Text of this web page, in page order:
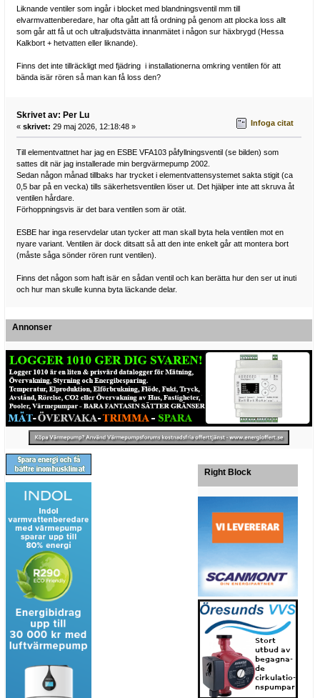
Liknande ventiler som ingår i blocket med blandningsventil mm till
elvarmvattenberedare, har ofta gått att få ordning på genom att plocka loss allt
som går att få ut och ultraljudstvätta innanmätet i någon sur häxbrygd (Hessa
Kalkbort + hetvatten eller liknande).
Finns det inte tillräckligt med fjädring i installationerna omkring ventilen för att
bända isär rören så man kan få loss den?
Skrivet av: Per Lu
« skrivet: 29 maj 2026, 12:18:48 » Infoga citat
Till elementvattnet har jag en ESBE VFA103 påfyllningsventil (se bilden) som
sattes dit när jag installerade min bergvärmepump 2002.
Sedan någon månad tillbaks har trycket i elementvattensystemet sakta stigit (ca
0,5 bar på en vecka) tills säkerhetsventilen löser ut. Det hjälper inte att skruva åt
ventilen hårdare.
Förhoppningsvis är det bara ventilen som är otät.
ESBE har inga reservdelar utan tycker att man skall byta hela ventilen mot en
nyare variant. Ventilen är dock ditsatt så att den inte enkelt går att montera bort
(måste såga sönder rören runt ventilen).
Finns det någon som haft isär en sådan ventil och kan berätta hur den ser ut inuti
och hur man skulle kunna byta läckande delar.
Annonser
Right Block